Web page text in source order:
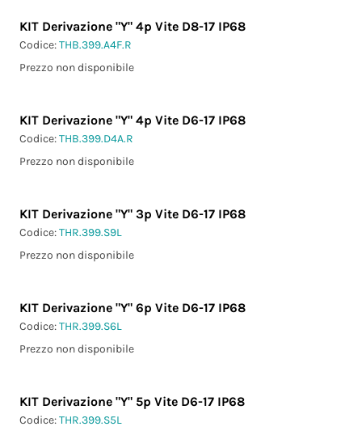
KIT Derivazione "Y" 4p Vite D8-17 IP68
Codice:THB.399.A4F.R
Prezzo non disponibile
KIT Derivazione "Y" 4p Vite D6-17 IP68
Codice:THB.399.D4A.R
Prezzo non disponibile
KIT Derivazione "Y" 3p Vite D6-17 IP68
Codice:THR.399.S9L
Prezzo non disponibile
KIT Derivazione "Y" 6p Vite D6-17 IP68
Codice:THR.399.S6L
Prezzo non disponibile
KIT Derivazione "Y" 5p Vite D6-17 IP68
Codice:THR.399.S5L